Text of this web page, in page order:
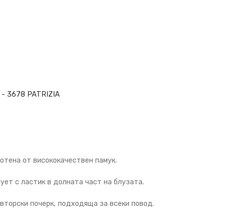
- 3678 PATRIZIA
от висококачествен памук.
с ластик в долната част на блузата.
почерк, подходяща за всеки повод.